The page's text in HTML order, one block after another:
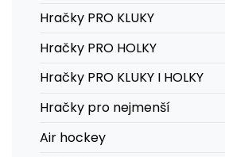
Hračky PRO KLUKY
Hračky PRO HOLKY
Hračky PRO KLUKY I HOLKY
Hračky pro nejmenší
Air hockey